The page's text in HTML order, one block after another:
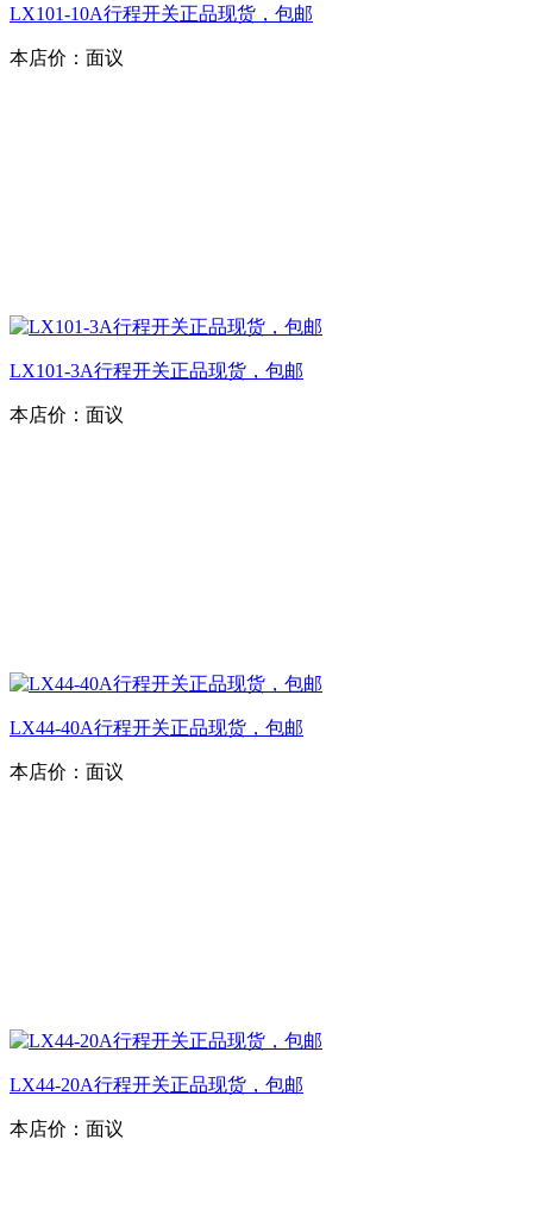
LX101-10A行程开关正品现货，包邮
本店价： 面议
LX101-3A行程开关正品现货，包邮
本店价： 面议
LX44-40A行程开关正品现货，包邮
本店价： 面议
LX44-20A行程开关正品现货，包邮
本店价： 面议